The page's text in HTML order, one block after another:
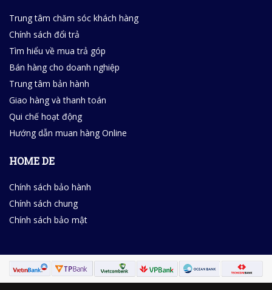
Trung tâm chăm sóc khách hàng
Chính sách đổi trả
Tìm hiểu về mua trả góp
Bán hàng cho doanh nghiệp
Trung tâm bản hành
Giao hàng và thanh toán
Qui chế hoạt động
Hướng dẫn muan hàng Online
HOME DE
Chính sách bảo hành
Chính sách chung
Chính sách bảo mật